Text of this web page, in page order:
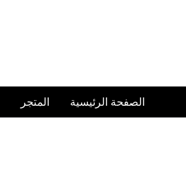
الصفحة الرئيسية المتجر